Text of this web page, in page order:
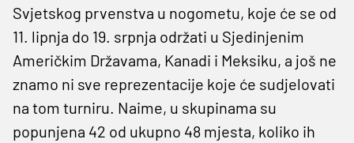
Svjetskog prvenstva u nogometu, koje će se od
11. lipnja do 19. srpnja održati u Sjedinjenim
Američkim Državama, Kanadi i Meksiku, a još ne
znamo ni sve reprezentacije koje će sudjelovati
na tom turniru. Naime, u skupinama su
popunjena 42 od ukupno 48 mjesta, koliko ih